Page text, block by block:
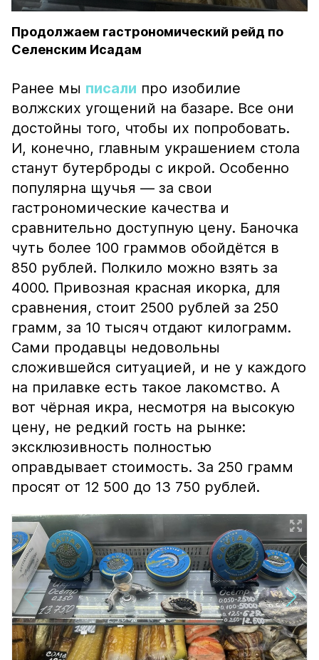
Продолжаем гастрономический рейд по
Селенским Исадам
Ранее мы писали про изобилие
волжских угощений на базаре. Все они
достойны того, чтобы их попробовать.
И, конечно, главным украшением стола
станут бутерброды с икрой. Особенно
популярна щучья — за свои
гастрономические качества и
сравнительно доступную цену. Баночка
чуть более 100 граммов обойдётся в
850 рублей. Полкило можно взять за
4000. Привозная красная икорка, для
сравнения, стоит 2500 рублей за 250
грамм, за 10 тысяч отдают килограмм.
Сами продавцы недовольны
сложившейся ситуацией, и не у каждого
на прилавке есть такое лакомство. А
вот чёрная икра, несмотря на высокую
цену, не редкий гость на рынке:
эксклюзивность полностью
оправдывает стоимость. За 250 грамм
просят от 12 500 до 13 750 рублей.